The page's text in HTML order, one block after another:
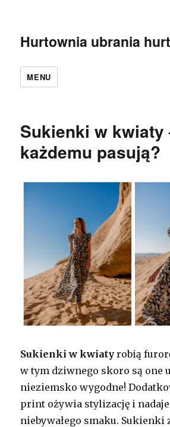
Hurtownia ubrania
MENU
Sukienki w kwiaty
każdemu pasują?
Sukienki w kwiaty robią
w tym dziwnego skoro są one
nieziemsko wygodne!
print ożywia stylizację i nadaje
niebywałego smaku.